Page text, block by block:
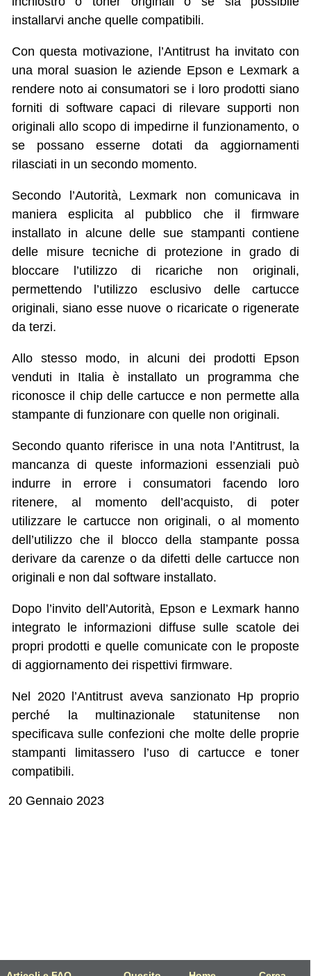
installarvi anche quelle compatibili.
Con questa motivazione, l’Antitrust ha invitato con
una moral suasion le aziende Epson e Lexmark a
rendere noto ai consumatori se i loro prodotti siano
forniti di software capaci di rilevare supporti non
originali allo scopo di impedirne il funzionamento, o
se possano esserne dotati da aggiornamenti
rilasciati in un secondo momento.
Secondo l’Autorità, Lexmark non comunicava in
maniera esplicita al pubblico che il firmware
installato in alcune delle sue stampanti contiene
delle misure tecniche di protezione in grado di
bloccare l’utilizzo di ricariche non originali,
permettendo l’utilizzo esclusivo delle cartucce
originali, siano esse nuove o ricaricate o rigenerate
da terzi.
Allo stesso modo, in alcuni dei prodotti Epson
venduti in Italia è installato un programma che
riconosce il chip delle cartucce e non permette alla
stampante di funzionare con quelle non originali.
Secondo quanto riferisce in una nota l’Antitrust, la
mancanza di queste informazioni essenziali può
indurre in errore i consumatori facendo loro
ritenere, al momento dell’acquisto, di poter
utilizzare le cartucce non originali, o al momento
dell’utilizzo che il blocco della stampante possa
derivare da carenze o da difetti delle cartucce non
originali e non dal software installato.
Dopo l’invito dell’Autorità, Epson e Lexmark hanno
integrato le informazioni diffuse sulle scatole dei
propri prodotti e quelle comunicate con le proposte
di aggiornamento dei rispettivi firmware.
Nel 2020 l’Antitrust aveva sanzionato Hp proprio
perché la multinazionale statunitense non
specificava sulle confezioni che molte delle proprie
stampanti limitassero l’uso di cartucce e toner
compatibili.
20 Gennaio 2023